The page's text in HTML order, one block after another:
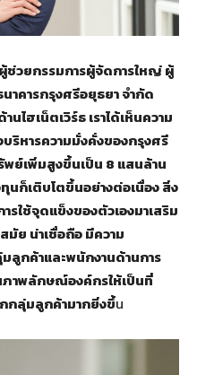
วยกรรมการผู้จัดการใหญ่ ผู้
าคารกรุงศรีอยุธยา จำกัด
ไฮเน็ตเวิร์ธ เราได้เห็นความ
บริหารความมั่งคั่งของกรุงศรี
ย์เพิ่มสูงขึ้นเป็น 8 แสนล้าน
ก็เติบโตขึ้นอย่างต่อเนื่อง สิ่ง
ใช้จุดแข็งของตัวเองมาเสริม
ย น่าเชื่อถือ มีความ
ลูกค้าและพนักงานด้านการ
ภาพลักษณ์องค์กรให้เป็นที่
กกลุ่มลูกค้ามากยิ่งขึ้น